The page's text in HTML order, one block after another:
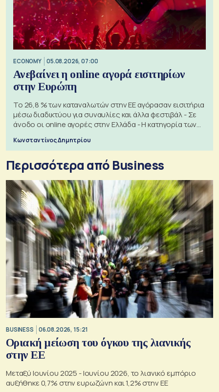
ECONOMY 05.08.2026, 07:00
Ανεβαίνει η online αγορά εισιτηρίων
στην Ευρώπη
Το 26,8 % των καταναλωτών στην ΕΕ αγόρασαν εισιτήρια
μέσω διαδικτύου για συναυλίες και άλλα φεστιβάλ - Σε
άνοδο οι online αγορές στην Ελλάδα - Η κατηγορία των
Κωνσταντίνος Δημητρίου
Περισσότερα από Business
BUSINESS 06.08.2026, 15:21
Οριακή μείωση του όγκου της λιανικής
στην ΕΕ
Μεταξύ Ιουνίου 2025 - Ιουνίου 2026, το λιανικό εμπόριο
αυξήθηκε 0,7% στην ευρωζώνη και 1,2% στην ΕΕ